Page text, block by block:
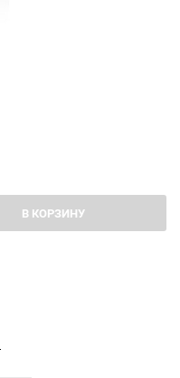
В КОРЗИНУ